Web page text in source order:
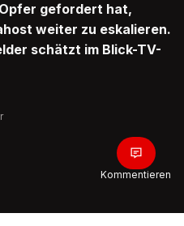
gefordert hat,
weiter zu eskalieren.
schätzt im Blick-TV-
Kommentieren